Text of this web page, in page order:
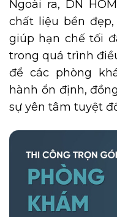
Ngoài ra, DN
chất liệu bền
giúp hạn chế tối
trong quá trình
để các phòng
hành ổn định,
sự yên tâm tuyệt